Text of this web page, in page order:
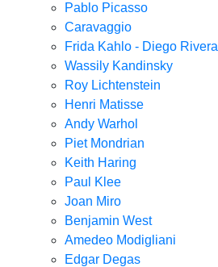
Pablo Picasso
Caravaggio
Frida Kahlo - Diego Rivera
Wassily Kandinsky
Roy Lichtenstein
Henri Matisse
Andy Warhol
Piet Mondrian
Keith Haring
Paul Klee
Joan Miro
Benjamin West
Amedeo Modigliani
Edgar Degas